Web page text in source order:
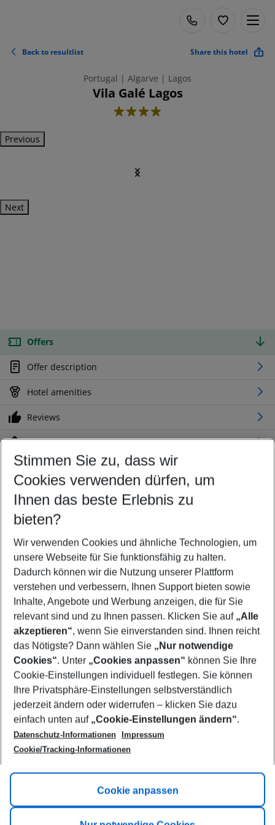
Back to resultlist Share this hotel
Portugal | Algarve | Lagos
Vila Galé Lagos
4
Previous
Next
Offers
Offer description
Hotel amenities
Reviews
Location
Customize your offer
Find the perfect deal which suits your best
Your departure airport
Any airport
Select your date range
11/08/26–09/08/27 5-8 nights
Who will travel
2 adults No children
Show more filter
Footer
Footer navigation
Title A
Link A
Stimmen Sie zu, dass wir
Cookies verwenden dürfen, um
Ihnen das beste Erlebnis zu
bieten?
Wir verwenden Cookies und ähnliche Technologien, um
unsere Webseite für Sie funktionsfähig zu halten.
Dadurch können wir die Nutzung unserer Plattform
verstehen und verbessern, Ihnen Support bieten sowie
Inhalte, Angebote und Werbung anzeigen, die für Sie
relevant sind und zu Ihnen passen. Klicken Sie auf „Alle
akzeptieren“, wenn Sie einverstanden sind. Ihnen reicht
das Nötigste? Dann wählen Sie „Nur notwendige
Cookies“. Unter „Cookies anpassen“ können Sie Ihre
Cookie-Einstellungen individuell festlegen. Sie können
Ihre Privatsphäre-Einstellungen selbstverständlich
jederzeit ändern oder widerrufen – klicken Sie dazu
einfach unten auf „Cookie-Einstellungen ändern“.
Datenschutz-Informationen
Impressum
Cookie/Tracking-Informationen
Cookie anpassen